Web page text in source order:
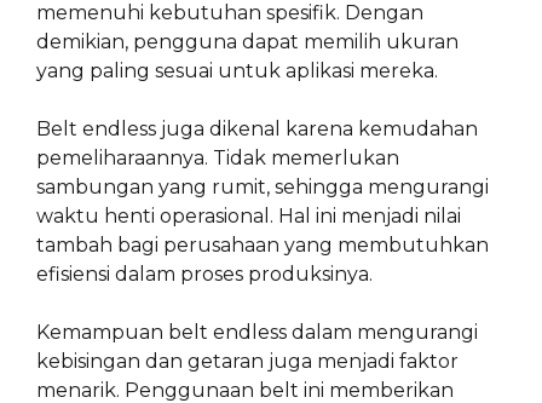
memenuhi kebutuhan spesifik. Dengan
demikian, pengguna dapat memilih ukuran
yang paling sesuai untuk aplikasi mereka.
Belt endless juga dikenal karena kemudahan
pemeliharaannya. Tidak memerlukan
sambungan yang rumit, sehingga mengurangi
waktu henti operasional. Hal ini menjadi nilai
tambah bagi perusahaan yang membutuhkan
efisiensi dalam proses produksinya.
Kemampuan belt endless dalam mengurangi
kebisingan dan getaran juga menjadi faktor
menarik. Penggunaan belt ini memberikan